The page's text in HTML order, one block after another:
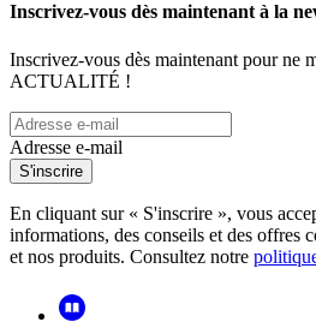
Inscrivez-vous dès maintenant à la
Inscrivez-vous dès maintenant pour ne
ACTUALITÉ !
Adresse e-mail
S'inscrire
En cliquant sur « S'inscrire », vous
informations, des conseils et des offres
et nos produits. Consultez notre